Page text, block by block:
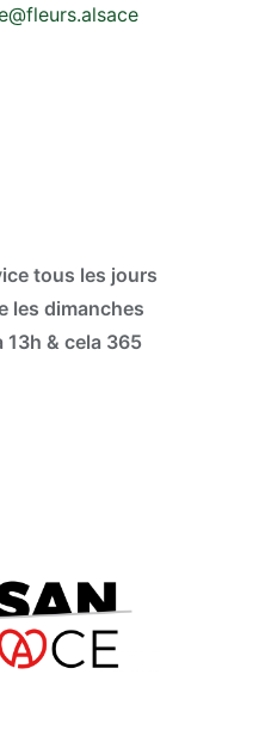
tous les jours
les dimanches
13h & cela 365